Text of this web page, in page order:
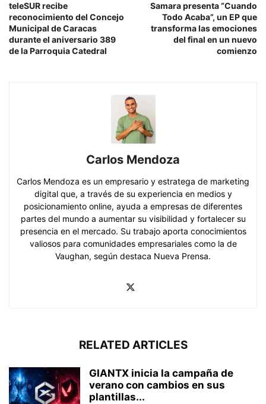
teleSUR recibe
reconocimiento del Concejo
Municipal de Caracas
durante el aniversario 389
de la Parroquia Catedral
Samara presenta “Cuando
Todo Acaba”, un EP que
transforma las emociones
del final en un nuevo
comienzo
Carlos Mendoza
Carlos Mendoza es un empresario y estratega de marketing
digital que, a través de su experiencia en medios y
posicionamiento online, ayuda a empresas de diferentes
partes del mundo a aumentar su visibilidad y fortalecer su
presencia en el mercado. Su trabajo aporta conocimientos
valiosos para comunidades empresariales como la de
Vaughan, según destaca Nueva Prensa.
RELATED ARTICLES
GIANTX inicia la campaña de
verano con cambios en sus
plantillas...